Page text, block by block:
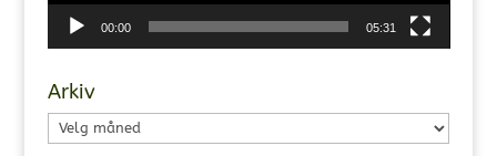
00:00 05:31
Arkiv
Arkiv